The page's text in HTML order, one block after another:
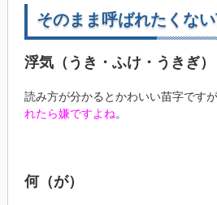
そのまま呼ばれたくな
浮気（うき・ふけ・うきぎ）
読み方が分かるとかわいい苗字ですが
れたら嫌ですよね 。
何（が）